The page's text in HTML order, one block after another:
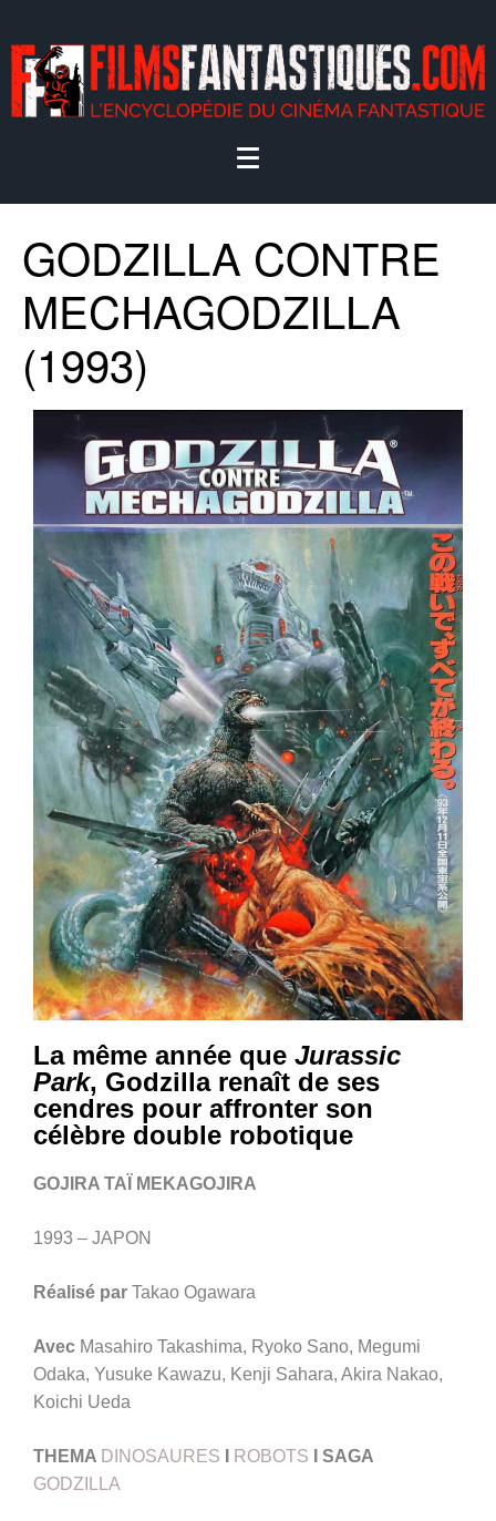
GODZILLA CONTRE
MECHAGODZILLA
(1993)
La même année que Jurassic
Park, Godzilla renaît de ses
cendres pour affronter son
célèbre double robotique
GOJIRA TAÏ MEKAGOJIRA
1993 – JAPON
Réalisé par Takao Ogawara
Avec Masahiro Takashima, Ryoko Sano, Megumi
Odaka, Yusuke Kawazu, Kenji Sahara, Akira Nakao,
Koichi Ueda
THEMA DINOSAURES ROBOTS
SAGA
GODZILLA